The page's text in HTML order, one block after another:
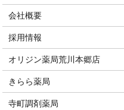
会社概要
採用情報
オリジン薬局荒川本郷店
きらら薬局
寺町調剤薬局